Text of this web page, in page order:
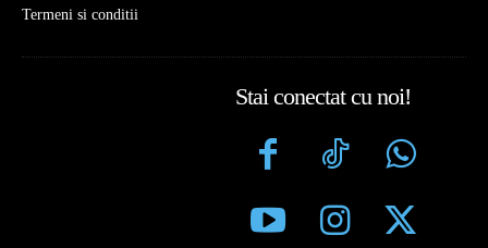
Termeni si conditii
Stai conectat cu noi!